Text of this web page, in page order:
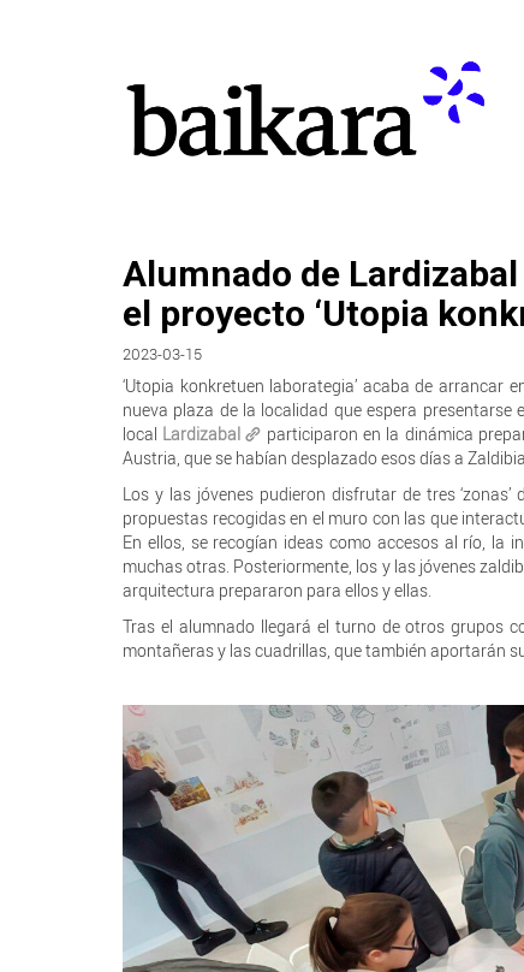
Alumnado de
el proyecto ‘Utopia
2023-03-15
‘Utopia konkretuen laborategia’ acaba de
nueva plaza de la localidad que espera
local Lardizabal
participaron en la dinámica
Austria, que se habían desplazado esos días a
Los y las jóvenes pudieron disfrutar de tres
propuestas recogidas en el muro con las que
En ellos, se recogían ideas como accesos al río, la
muchas otras. Posteriormente, los y las jóvenes
arquitectura prepararon para ellos y ellas.
Tras el alumnado llegará el turno de otros grupos
montañeras y las cuadrillas, que también aportarán